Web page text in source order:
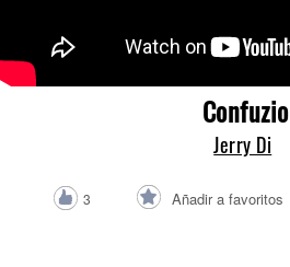
Confuzio
Jerry Di
3 Añadir a favoritos